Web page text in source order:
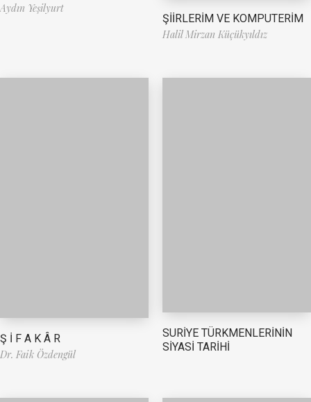
Aydın Yeşilyurt
ŞİİRLERİM VE KOMPUTERİM
Halil Mirzan Küçükyıldız
Ş İ F A K Â R
Dr. Faik Özdengül
SURİYE TÜRKMENLERİNİN
SİYASİ TARİHİ